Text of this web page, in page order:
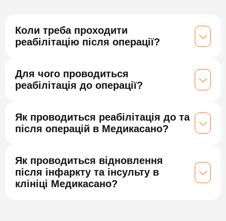
Коли треба проходити
реабілітацію після операції?
Для чого проводиться
реабілітація до операції?
Як проводиться реабілітація до та
після операцій в Медикасано?
Як проводиться відновлення
після інфаркту та інсульту в
клініці Медикасано?